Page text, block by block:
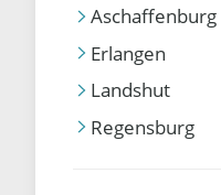
Aschaffenburg
Erlangen
Landshut
Regensburg